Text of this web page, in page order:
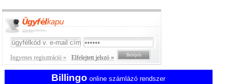
Ingyenes regisztráció » Elfelejtett jelszó »
Billingo online számlázó rendszer